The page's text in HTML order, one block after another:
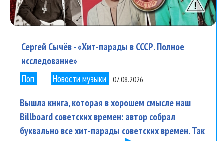
Сергей Сычёв - «Хит-парады в СССР. Полное
исследование»
Поп
Новости музыки 07.08.2026
Вышла книга, которая в хорошем смысле наш
Billboard советских времен: автор собрал
буквально все хит-парады советских времен. Так